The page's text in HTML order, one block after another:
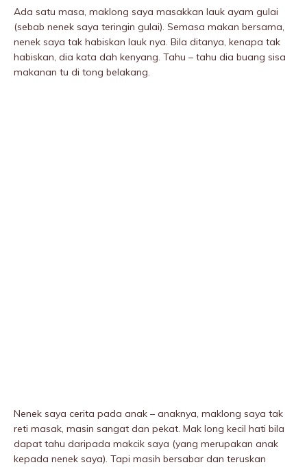
Ada satu masa, maklong saya masakkan lauk ayam gulai
(sebab nenek saya teringin gulai). Semasa makan bersama,
nenek saya tak habiskan lauk nya. Bila ditanya, kenapa tak
habiskan, dia kata dah kenyang. Tahu – tahu dia buang sisa
makanan tu di tong belakang.
Nenek saya cerita pada anak – anaknya, maklong saya tak
reti masak, masin sangat dan pekat. Mak long kecil hati bila
dapat tahu daripada makcik saya (yang merupakan anak
kepada nenek saya). Tapi masih bersabar dan teruskan